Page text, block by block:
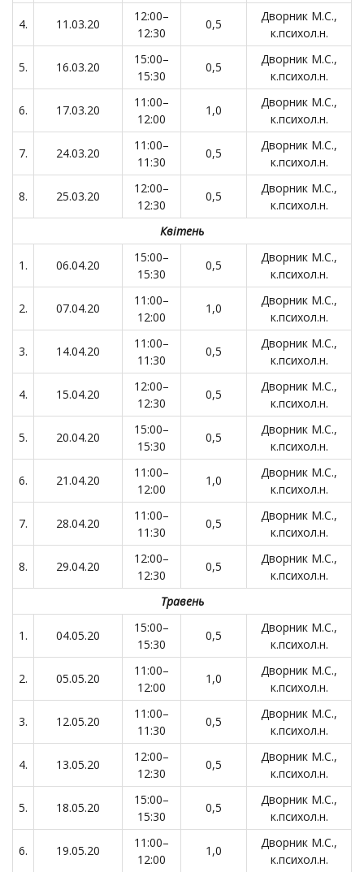
4. 11.03.20
12:00–
12:30
0,5
Дворник М.С.,
к.психол.н.
5. 16.03.20
15:00–
15:30
0,5
Дворник М.С.,
к.психол.н.
6. 17.03.20
11:00–
12:00
1,0
Дворник М.С.,
к.психол.н.
7. 24.03.20
11:00–
11:30
0,5
Дворник М.С.,
к.психол.н.
8. 25.03.20
12:00–
12:30
0,5
Дворник М.С.,
к.психол.н.
Квітень
1. 06.04.20
15:00–
15:30
0,5
Дворник М.С.,
к.психол.н.
2. 07.04.20
11:00–
12:00
1,0
Дворник М.С.,
к.психол.н.
3. 14.04.20
11:00–
11:30
0,5
Дворник М.С.,
к.психол.н.
4. 15.04.20
12:00–
12:30
0,5
Дворник М.С.,
к.психол.н.
5. 20.04.20
15:00–
15:30
0,5
Дворник М.С.,
к.психол.н.
6. 21.04.20
11:00–
12:00
1,0
Дворник М.С.,
к.психол.н.
7. 28.04.20
11:00–
11:30
0,5
Дворник М.С.,
к.психол.н.
8. 29.04.20
12:00–
12:30
0,5
Дворник М.С.,
к.психол.н.
Травень
1. 04.05.20
15:00–
15:30
0,5
Дворник М.С.,
к.психол.н.
2. 05.05.20
11:00–
12:00
1,0
Дворник М.С.,
к.психол.н.
3. 12.05.20
11:00–
11:30
0,5
Дворник М.С.,
к.психол.н.
4. 13.05.20
12:00–
12:30
0,5
Дворник М.С.,
к.психол.н.
5. 18.05.20
15:00–
15:30
0,5
Дворник М.С.,
к.психол.н.
6. 19.05.20
11:00–
12:00
1,0
Дворник М.С.,
к.психол.н.